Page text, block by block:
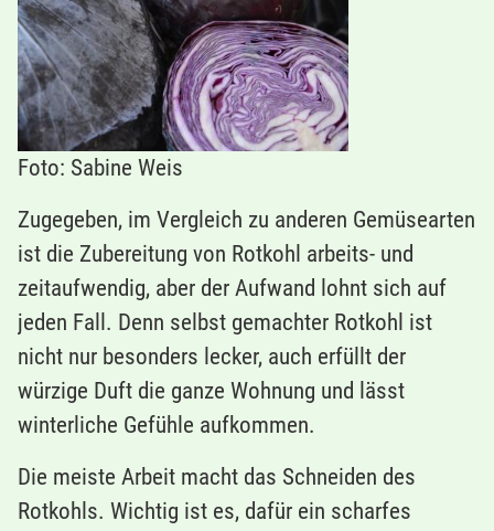
Foto: Sabine Weis
Zugegeben, im Vergleich zu anderen Gemüsearten
ist die Zubereitung von Rotkohl arbeits- und
zeitaufwendig, aber der Aufwand lohnt sich auf
jeden Fall. Denn selbst gemachter Rotkohl ist
nicht nur besonders lecker, auch erfüllt der
würzige Duft die ganze Wohnung und lässt
winterliche Gefühle aufkommen.
Die meiste Arbeit macht das Schneiden des
Rotkohls. Wichtig ist es, dafür ein scharfes